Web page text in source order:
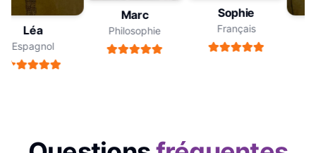
Léa
Espagnol
Marc
Philosophie
Sophie
Français